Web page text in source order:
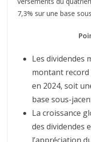
7,3% sur une base
Les dividendes
montant record
en 2024, soit
base sous-
La croissance
des dividendes